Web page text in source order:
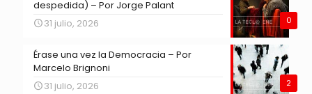
0
despedida) – Por Jorge Palant
31 julio, 2026
2
Érase una vez la Democracia – Por
Marcelo Brignoni
31 julio, 2026